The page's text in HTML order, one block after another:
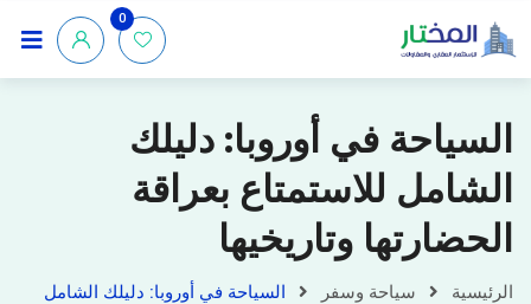
0
السياحة في أوروبا: دليلك
الشامل للاستمتاع بعراقة
الحضارتها وتاريخيها
الرئيسية سياحة وسفر
السياحة في أوروبا: دليلك الشامل